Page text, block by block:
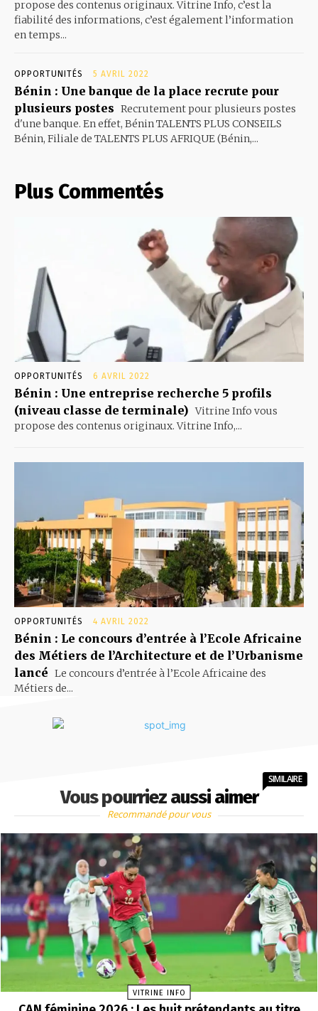
propose des contenus originaux. Vitrine Info, c’est la
fiabilité des informations, c’est également l’information
en temps...
OPPORTUNITÉS 5 AVRIL 2022
Bénin : Une banque de la place recrute pour
plusieurs postes Recrutement pour plusieurs postes
d'une banque. En effet, Bénin TALENTS PLUS CONSEILS
Bénin, Filiale de TALENTS PLUS AFRIQUE (Bénin,...
Plus Commentés
OPPORTUNITÉS 6 AVRIL 2022
Bénin : Une entreprise recherche 5 profils
(niveau classe de terminale) Vitrine Info vous
propose des contenus originaux. Vitrine Info,...
OPPORTUNITÉS 4 AVRIL 2022
Bénin : Le concours d’entrée à l’Ecole Africaine
des Métiers de l’Architecture et de l’Urbanisme
lancé Le concours d’entrée à l’Ecole Africaine des
Métiers de...
Vous pourriez aussi aimer
SIMILAIRE
Recommandé pour vous
VITRINE INFO